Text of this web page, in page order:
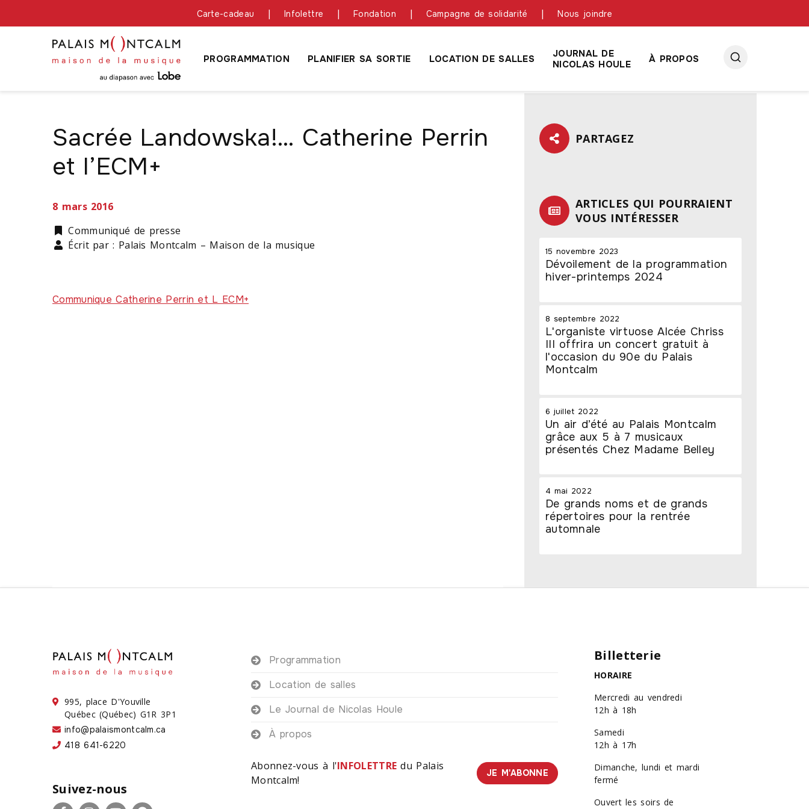
Carte-cadeau Infolettre Fondation Campagne de solidarité Nous joindre
PROGRAMMATION PLANIFIER SA SORTIE LOCATION DE SALLES
JOURNAL DE
NICOLAS HOULE
À PROPOS
Sacrée Landowska!… Catherine Perrin
et l’ECM+
8 mars 2016
Catégorie
Communiqué de presse
Écrit par : Palais Montcalm – Maison de la musique
Communique Catherine Perrin et L ECM+
PARTAGEZ
ARTICLES QUI POURRAIENT
VOUS INTÉRESSER
15 novembre 2023
Dévoilement de la programmation
hiver-printemps 2024
8 septembre 2022
L'organiste virtuose Alcée Chriss
III offrira un concert gratuit à
l'occasion du 90e du Palais
Montcalm
6 juillet 2022
Un air d’été au Palais Montcalm
grâce aux 5 à 7 musicaux
présentés Chez Madame Belley
4 mai 2022
De grands noms et de grands
répertoires pour la rentrée
automnale
995, place D'Youville
Québec (Québec) G1R 3P1
info@palaismontcalm.ca
418 641-6220
Suivez-nous
Programmation
Location de salles
Le Journal de Nicolas Houle
À propos
Abonnez-vous à l'INFOLETTRE du Palais
Montcalm!
JE M'ABONNE
Billetterie
HORAIRE
Mercredi au vendredi
12h à 18h
Samedi
12h à 17h
Dimanche, lundi et mardi
fermé
Ouvert les soirs de